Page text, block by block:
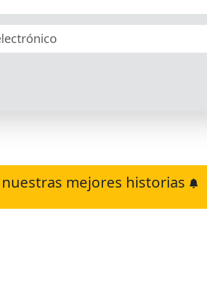
mejores historias